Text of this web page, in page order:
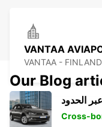
VANTAA
VANTAA - FINLAND
الحدود
Cross-